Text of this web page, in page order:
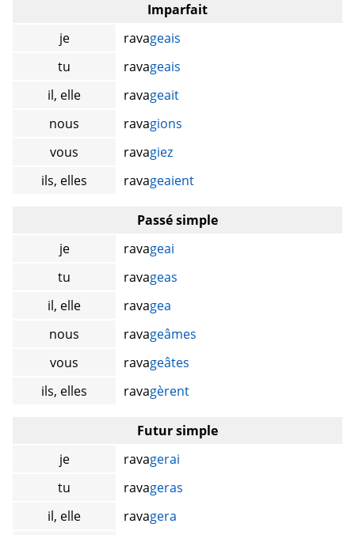
Imparfait
je
ravageais
tu
ravageais
il, elle
ravageait
nous
ravagions
vous
ravagiez
ils, elles
ravageaient
Passé simple
je
ravageai
tu
ravageas
il, elle
ravagea
nous
ravageâmes
vous
ravageâtes
ils, elles
ravagèrent
Futur simple
je
ravagerai
tu
ravageras
il, elle
ravagera